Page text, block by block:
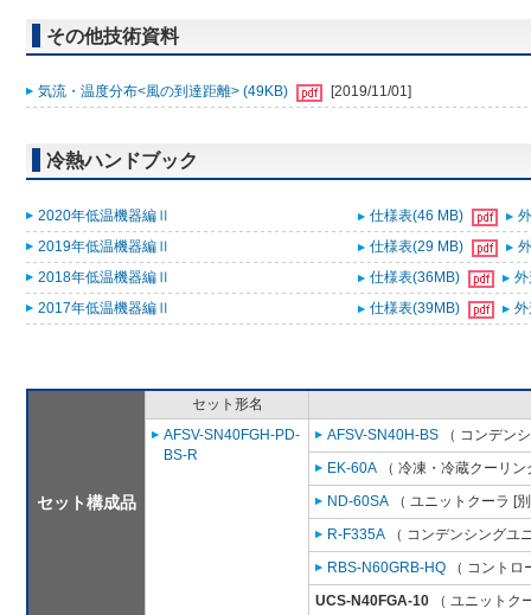
その他技術資料
気流・温度分布<風の到達距離> (49KB) [2019/11/01]
冷熱ハンドブック
2020年低温機器編Ⅱ 仕様表(46 MB)
2019年低温機器編Ⅱ
仕様表(29 MB)
2018年低温機器編Ⅱ
仕様表(36MB)
2017年低温機器編Ⅱ
仕様表(39MB)
セット構成品
セット形名
AFSV-SN40FGH-PD-
BS-R
AFSV-SN40H-BS （ コンデン
EK-60A （ 冷凍・冷蔵クーリ
ND-60SA （ ユニットクーラ [
R-F335A （ コンデンシングユ
RBS-N60GRB-HQ （ コント
UCS-N40FGA-10 （ ユニットク